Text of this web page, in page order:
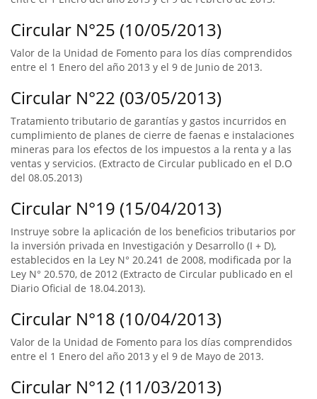
Circular N°25 (10/05/2013)
Valor de la Unidad de Fomento para los días comprendidos
entre el 1 Enero del año 2013 y el 9 de Junio de 2013.
Circular N°22 (03/05/2013)
Tratamiento tributario de garantías y gastos incurridos en
cumplimiento de planes de cierre de faenas e instalaciones
mineras para los efectos de los impuestos a la renta y a las
ventas y servicios. (Extracto de Circular publicado en el D.O
del 08.05.2013)
Circular N°19 (15/04/2013)
Instruye sobre la aplicación de los beneficios tributarios por
la inversión privada en Investigación y Desarrollo (I + D),
establecidos en la Ley N° 20.241 de 2008, modificada por la
Ley N° 20.570, de 2012 (Extracto de Circular publicado en el
Diario Oficial de 18.04.2013).
Circular N°18 (10/04/2013)
Valor de la Unidad de Fomento para los días comprendidos
entre el 1 Enero del año 2013 y el 9 de Mayo de 2013.
Circular N°12 (11/03/2013)